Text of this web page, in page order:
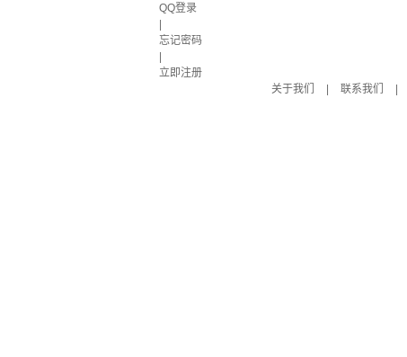
QQ登录
忘记密码
立即注册
关于我们
联系我们